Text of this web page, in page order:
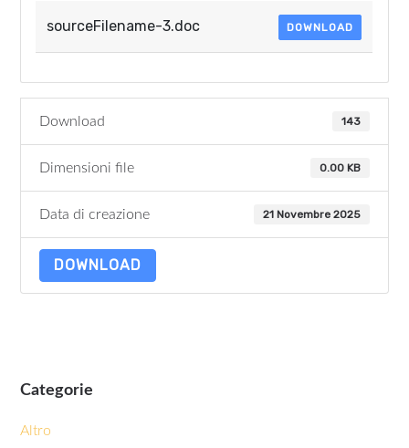
sourceFilename-3.doc DOWNLOAD
Download 143
Dimensioni file 0.00 KB
Data di creazione 21 Novembre 2025
DOWNLOAD
Categorie
Altro